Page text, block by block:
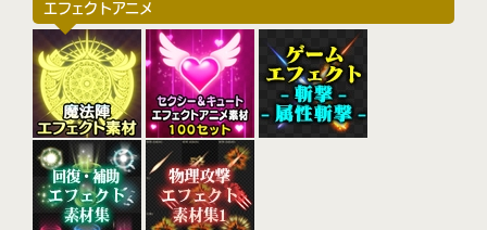
エフェクトアニメ